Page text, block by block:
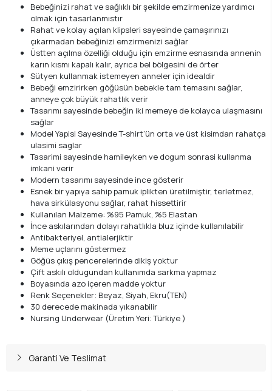
Bebeğinizi rahat ve sağlıklı bir şekilde emzirmenize yardımcı
olmak için tasarlanmıstır
Rahat ve kolay açılan klipsleri sayesinde çamaşırınızı
çıkarmadan bebeğinizi emzirmenizi sağlar
Üstten açılma özelliği olduğu için emzirme esnasında annenin
karın kısmı kapalı kalır, ayrıca bel bölgesini de örter
Sütyen kullanmak istemeyen anneler için idealdir
Bebeği emzirirken göğüsün bebekle tam temasını sağlar,
anneye çok büyük rahatlık verir
Tasarımı sayesinde bebeğin iki memeye de kolayca ulaşmasını
sağlar
Model Yapisi Sayesinde T-shirt’ün orta ve üst kisimdan rahatça
ulasimi saglar
Tasarimi sayesinde hamileyken ve dogum sonrasi kullanma
imkani verir
Modern tasarımı sayesinde ince gösterir
Esnek bir yapıya sahip pamuk iplikten üretilmiştir, terletmez,
hava sirkülasyonu sağlar, rahat hissettirir
Kullanılan Malzeme: %95 Pamuk, %5 Elastan
İnce askılarından dolayı rahatlıkla bluz içinde kullanılabilir
Antibakteriyel, antialerjiktir
Meme uçlarını göstermez
Göğüs çıkış pencerelerinde dikiş yoktur
Çift askılı oldugundan kullanımda sarkma yapmaz
Boyasında azo içeren madde yoktur
Renk Seçenekler: Beyaz, Siyah, Ekru(TEN)
30 derecede makinada yıkanabilir
Nursing Underwear (Üretim Yeri: Türkiye )
Garanti Ve Teslimat